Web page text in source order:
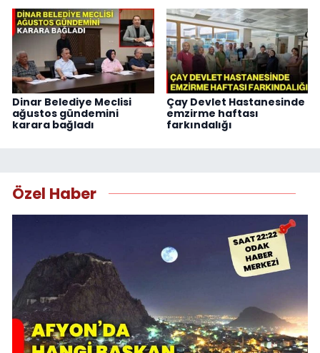
Dinar Belediye Meclisi
ağustos gündemini
karara bağladı
Çay Devlet Hastanesinde
emzirme haftası
farkındalığı
Özel Haber